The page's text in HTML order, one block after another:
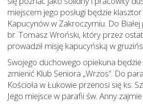
miejscem jego posługi będzie
Kapucynów w Zakroczymiu. Do
br. Tomasz Wroński, który przez
prowadził misję kapucyńską w
Swojego duchowego opiekuna będzie
zmienić Klub Seniora „Wrzos”. Do
Kościoła w Łukowie przenosi się ks.
Jego miejsce w parafii św. Anny